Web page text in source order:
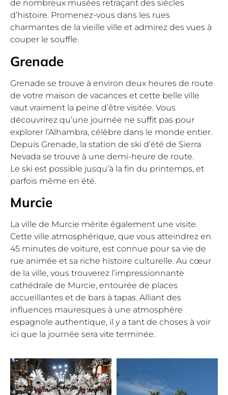
de nombreux musées retraçant des siècles
d’histoire. Promenez-vous dans les rues
charmantes de la vieille ville et admirez des vues à
couper le souffle.
Grenade
Grenade se trouve à environ deux heures de route
de votre maison de vacances et cette belle ville
vaut vraiment la peine d’être visitée. Vous
découvrirez qu’une journée ne suffit pas pour
explorer l’Alhambra, célèbre dans le monde entier.
Depuis Grenade, la station de ski d’été de Sierra
Nevada se trouve à une demi-heure de route.
Le ski est possible jusqu’à la fin du printemps, et
parfois même en été.
Murcie
La ville de Murcie mérite également une visite.
Cette ville atmosphérique, que vous atteindrez en
45 minutes de voiture, est connue pour sa vie de
rue animée et sa riche histoire culturelle. Au cœur
de la ville, vous trouverez l’impressionnante
cathédrale de Murcie, entourée de places
accueillantes et de bars à tapas. Alliant des
influences mauresques à une atmosphère
espagnole authentique, il y a tant de choses à voir
ici que la journée sera vite terminée.